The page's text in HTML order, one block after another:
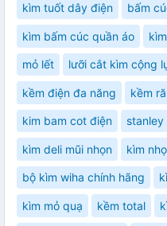
kìm tuốt dây điện bấm
kìm bấm cúc quần áo
mỏ lết lưỡi cắt kìm cộng
kềm điện đa năng kềm
kim bam cot điện stanley
kìm deli mũi nhọn kìm
bộ kìm wiha chính hãng
kìm mỏ quạ kềm total